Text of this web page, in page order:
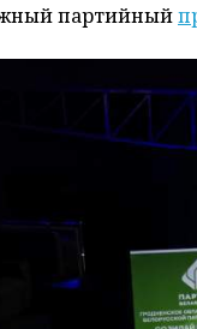
партийный